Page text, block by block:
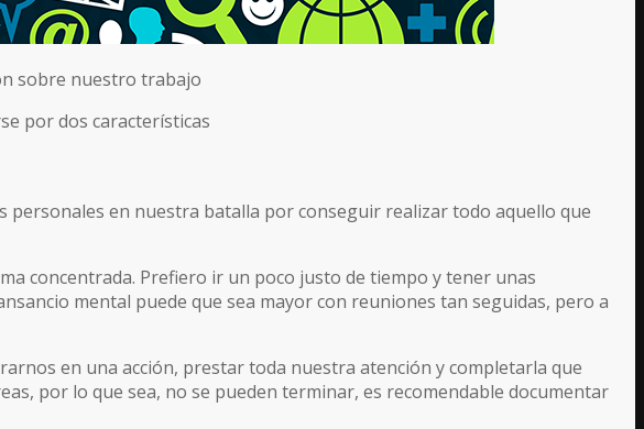
sobre nuestro trabajo
por dos características
personales en nuestra batalla por conseguir realizar todo aquello que
concentrada. Prefiero ir un poco justo de tiempo y tener unas
mental puede que sea mayor con reuniones tan seguidas, pero a
en una acción, prestar toda nuestra atención y completarla que
por lo que sea, no se pueden terminar, es recomendable documentar